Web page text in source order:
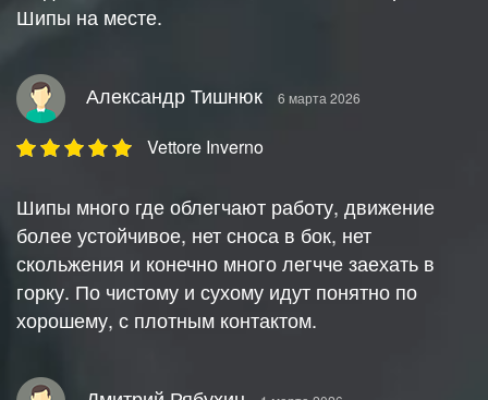
Шипы на месте.
Александр Тишнюк 6 марта 2026
Vettore Inverno
Шипы много где облегчают работу, движение
более устойчивое, нет сноса в бок, нет
скольжения и конечно много легчче заехать в
горку. По чистому и сухому идут понятно по
хорошему, с плотным контактом.